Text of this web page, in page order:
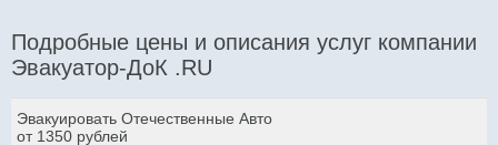
Подробные цены и описания услуг компании
Эвакуатор-ДоК .RU
Эвакуировать Отечественные Авто
от 1350 рублей